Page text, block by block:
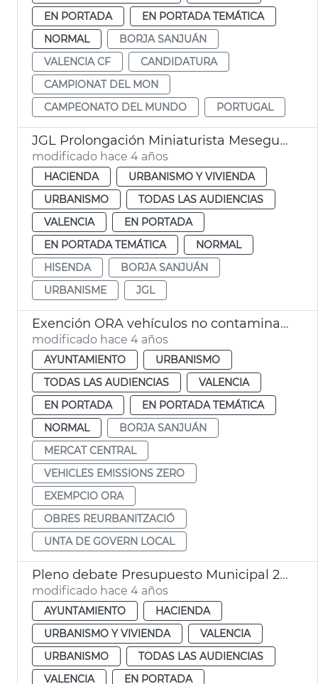
EN PORTADA
EN PORTADA TEMÁTICA
NORMAL
BORJA SANJUÁN
VALENCIA CF
CANDIDATURA
CAMPIONAT DEL MON
CAMPEONATO DEL MUNDO
PORTUGAL
JGL Prolongación Miniaturista Meseguer
modificado hace 4 años
HACIENDA
URBANISMO Y VIVIENDA
URBANISMO
TODAS LAS AUDIENCIAS
VALENCIA
EN PORTADA
EN PORTADA TEMÁTICA
NORMAL
HISENDA
BORJA SANJUÁN
URBANISME
JGL
Exención ORA vehículos no contaminantes
modificado hace 4 años
AYUNTAMIENTO
URBANISMO
TODAS LAS AUDIENCIAS
VALENCIA
EN PORTADA
EN PORTADA TEMÁTICA
NORMAL
BORJA SANJUÁN
MERCAT CENTRAL
VEHICLES EMISSIONS ZERO
EXEMPCIO ORA
OBRES REURBANITZACIÓ
UNTA DE GOVERN LOCAL
Pleno debate Presupuesto Municipal 2022
modificado hace 4 años
AYUNTAMIENTO
HACIENDA
URBANISMO Y VIVIENDA
VALENCIA
URBANISMO
TODAS LAS AUDIENCIAS
VALENCIA
EN PORTADA